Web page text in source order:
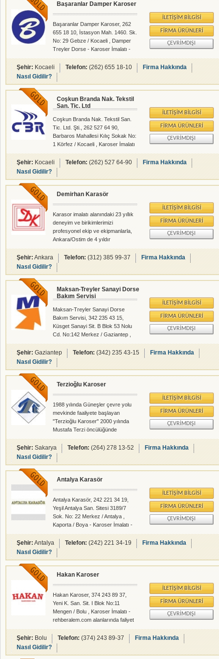
Başaranlar Damper Karoser
Başaranlar Damper Karoser, 262
655 18 10, İstasyon Mah. 1460. Sk.
No: 29 Gebze / Kocaeli , Damper
Treyler Dorse - Karoser İmalatı -
rehberalem.com alanlarında faliyet
gösteren firmamızdır.
İLETIŞIM BILGISI
FIRMA ÜRÜNLERI
ÇEVRIMDIŞI
Şehir:Kocaeli Telefon:(262) 655 18-10
Firma Hakkında
Nasıl Gidilir?
Coşkun Branda Nak. Tekstil
San. Tic. Ltd
Coşkun Branda Nak. Tekstil San.
Tic. Ltd. Şti., 262 527 64 90,
Barbaros Mahallesi Kılıç Sokak No:
1 Körfez / Kocaeli , Karoser İmalatı
- rehberalem.com alanlarında faliyet
gösteren firmamızdır.
İLETIŞIM BILGISI
FIRMA ÜRÜNLERI
ÇEVRIMDIŞI
Şehir:Kocaeli Telefon:(262) 527 64-90
Firma Hakkında
Nasıl Gidilir?
Demirhan Karasör
Karasor imalatı alanındaki 23 yıllık
deneyim ve birikimlerimizi
profesyonel ekip ve ekipmanlarla,
Ankara/Ostim de 4 yıldır
DEMİRHAN KARASOR çatısı
altında siz değerli müşterilerimizle
paylaşmaktayız. Firmamız
"Kalite,Teknoloji,Güven ve Müşteri
Memnuniyeti" ilkesini kendisine
prensip edinerek başta Ankara ili
olmak üzere tüm TÜRKİYE´ye
komple ihtiyacınız olan her türlü
ürünleri anahtar teslim şeklinde
sunmaktayız . Kalitemize ve
profesyonel hizmet anlayışımıza
olan güvenimizle
İLETIŞIM BILGISI
FIRMA ÜRÜNLERI
ÇEVRIMDIŞI
Şehir:Ankara Telefon:(312) 385 99-37
Firma Hakkında
Nasıl Gidilir?
Maksan-Treyler Sanayi Dorse
Bakım Servisi
Maksan-Treyler Sanayi Dorse
Bakım Servisi, 342 235 43 15,
Küsget Sanayi Sit. B Blok 53 Nolu
Cd. No:142 Merkez / Gaziantep ,
Damper Treyler Dorse - Karoser
İmalatı - rehberalem.com
alanlarında faliyet gösteren
firmamızdır.
İLETIŞIM BILGISI
FIRMA ÜRÜNLERI
ÇEVRIMDIŞI
Şehir:Gaziantep Telefon:(342) 235 43-15
Firma Hakkında
Nasıl Gidilir?
Terzioğlu Karoser
1988 yılında Güneşler çevre yolu
mevkinde faaliyete başlayan
"Terzioğlu Karoser" 2000 yılında
Mustafa Terzi öncülüğünde
üretimini daha da geliştirerek zirai
aletler sanayi sitesine geçmiştir.
Kalite ve Güveni kendine ilke
edinen Terzioğlu Karoser bügün
sektöründe aranan bir isim
olmuştur. İMALAT ÜRÜNLERİMİZ
Açık Ahşap, Açık Saç ,Kapalı Saç ,
kullanıma uygun Karoserler.
İmalatımızda Ereğli Demir Çelik
mamulleri kullanılıp giyotin makas
ve nc hidrolik pir
İLETIŞIM BILGISI
FIRMA ÜRÜNLERI
ÇEVRIMDIŞI
Şehir:Sakarya Telefon:(264) 278 13-52
Firma Hakkında
Nasıl Gidilir?
Antalya Karasör
Antalya Karasör, 242 221 34 19,
Yeşil Antalya San. Sitesi 3189/7
Sok. No: 22 Merkez / Antalya ,
Kaporta / Boya - Karoser İmalatı -
rehberalem.com alanlarında faliyet
gösteren firmamızdır.
İLETIŞIM BILGISI
FIRMA ÜRÜNLERI
ÇEVRIMDIŞI
Şehir:Antalya Telefon:(242) 221 34-19
Firma Hakkında
Nasıl Gidilir?
Hakan Karoser
Hakan Karoser, 374 243 89 37,
Yeni K. San. Sit. I Blok No:11
Mengen / Bolu , Karoser İmalatı -
rehberalem.com alanlarında faliyet
gösteren firmamızdır.
İLETIŞIM BILGISI
FIRMA ÜRÜNLERI
ÇEVRIMDIŞI
Şehir:Bolu Telefon:(374) 243 89-37
Firma Hakkında
Nasıl Gidilir?